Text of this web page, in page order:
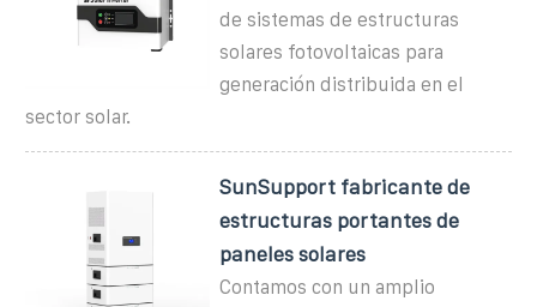
de sistemas de estructuras
solares fotovoltaicas para
generación distribuida en el
sector solar.
SunSupport fabricante de
estructuras portantes de
paneles solares
Contamos con un amplio